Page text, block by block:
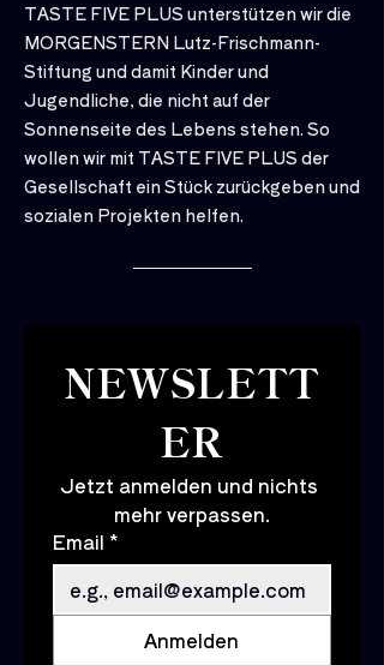
TASTE FIVE PLUS unterstützen wir die
MORGENSTERN Lutz-Frischmann-
Stiftung und damit Kinder und
Jugendliche, die nicht auf der
Sonnenseite des Lebens stehen. So
wollen wir mit TASTE FIVE PLUS der
Gesellschaft ein Stück zurückgeben und
sozialen Projekten helfen.
NEWSLETT
ER
Jetzt anmelden und nichts
mehr verpassen.
Email *
Anmelden